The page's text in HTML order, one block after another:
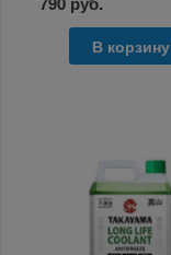
В корзину